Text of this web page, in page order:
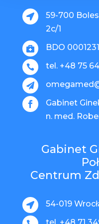

59-700
2c/1
 BDO
 tel. +48 75


Gabinet
n. med.
Gabinet
Centrum
 54-019